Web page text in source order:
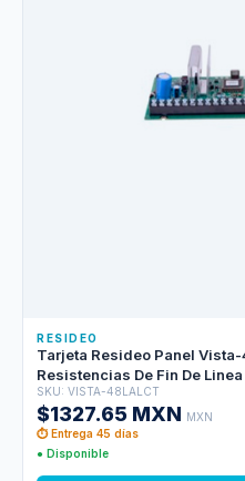
RESIDEO
Tarjeta Resideo Panel
Resistencias De Fin De
Preparado Para Recibir 8
Zonas Y Expandible Hasta 48
SKU: VISTA-48LALCT
$1327.65 MXN MXN
⏱ Entrega 45 días
● Disponible